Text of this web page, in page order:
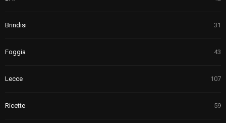
Brindisi 31
Foggia 43
Lecce 107
Ricette 59